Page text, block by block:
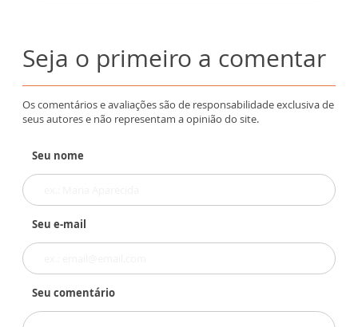
Seja o primeiro a comentar
Os comentários e avaliações são de responsabilidade exclusiva de
seus autores e não representam a opinião do site.
Seu nome
Seu e-mail
Seu comentário